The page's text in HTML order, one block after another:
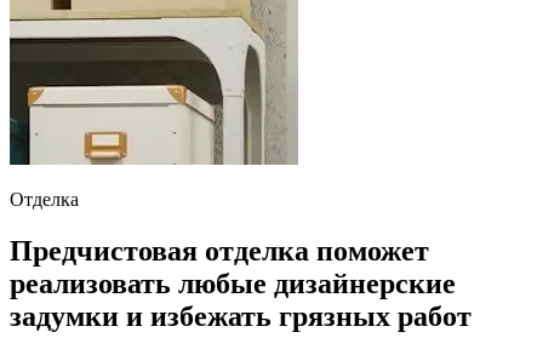
Отделка
Предчистовая отделка поможет
реализовать любые дизайнерские
задумки и избежать грязных работ